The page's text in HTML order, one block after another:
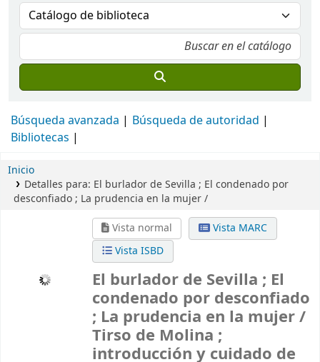
Búsqueda avanzada
Búsqueda de autoridad
Bibliotecas
Inicio
Detalles para: El burlador de Sevilla ; El condenado por
desconfiado ; La prudencia en la mujer /
Vista normal
Vista MARC
Vista ISBD
El burlador de Sevilla ; El
condenado por desconfiado
; La prudencia en la mujer /
Tirso de Molina ;
introducción y cuidado de